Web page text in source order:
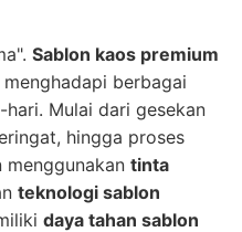
Sablon kaos premium
berbagai
Mulai dari gesekan
hingga proses
menggunakan tinta
teknologi sablon
daya tahan sablon